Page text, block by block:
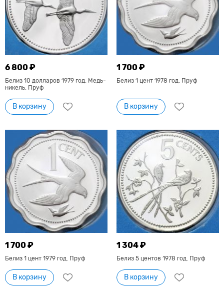
6 800 ₽
Белиз 10 долларов 1979 год. Медь-
никель. Пруф
В корзину
1 700 ₽
Белиз 1 цент 1978 год. Пруф
В корзину
1 700 ₽
Белиз 1 цент 1979 год. Пруф
В корзину
1 304 ₽
Белиз 5 центов 1978 год. Пруф
В корзину